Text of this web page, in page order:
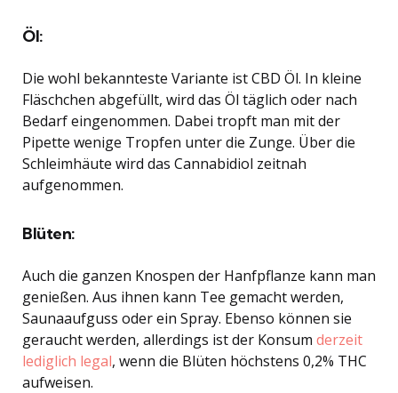
Öl:
Die wohl bekannteste Variante ist CBD Öl. In kleine
Fläschchen abgefüllt, wird das Öl täglich oder nach
Bedarf eingenommen. Dabei tropft man mit der
Pipette wenige Tropfen unter die Zunge. Über die
Schleimhäute wird das Cannabidiol zeitnah
aufgenommen.
Blüten:
Auch die ganzen Knospen der Hanfpflanze kann man
genießen. Aus ihnen kann Tee gemacht werden,
Saunaaufguss oder ein Spray. Ebenso können sie
geraucht werden, allerdings ist der Konsum derzeit
lediglich legal, wenn die Blüten höchstens 0,2% THC
aufweisen.